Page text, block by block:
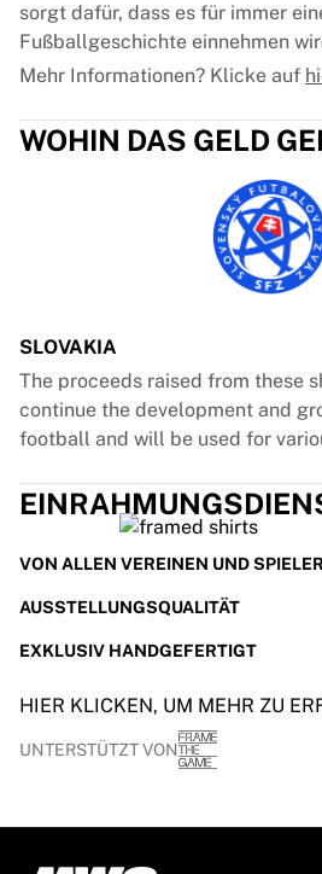
sorgt dafür, dass es für immer
Fußballgeschichte einnehmen
Mehr Informationen? Klicke auf
WOHIN DAS GELD
SLOVAKIA
The proceeds raised from these
continue the development and
football and will be used for
VON ALLEN VEREINEN UND
AUSSTELLUNGSQUALITÄT
EXKLUSIV HANDGEFERTIGT
HIER KLICKEN, UM MEHR ZU
UNTERSTÜTZT VON